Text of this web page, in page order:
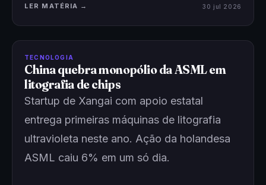
LER MATÉRIA → 30 jul 2026
TECNOLOGIA
China quebra monopólio da ASML em
litografia de chips
Startup de Xangai com apoio estatal
entrega primeiras máquinas de litografia
ultravioleta neste ano. Ação da holandesa
ASML caiu 6% em um só dia.